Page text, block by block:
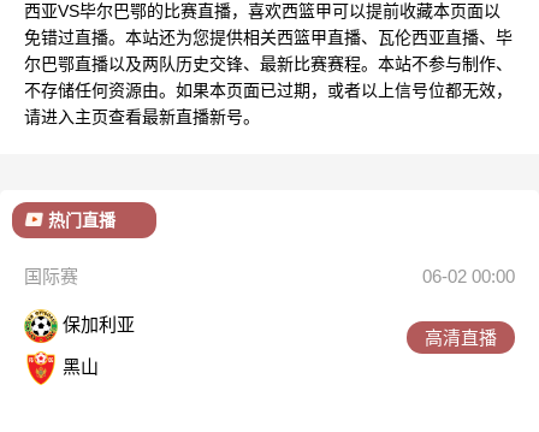
西亚VS毕尔巴鄂的比赛直播，喜欢西篮甲可以提前收藏本页面以
免错过直播。本站还为您提供相关西篮甲直播、瓦伦西亚直播、毕
尔巴鄂直播以及两队历史交锋、最新比赛赛程。本站不参与制作、
不存储任何资源由。如果本页面已过期，或者以上信号位都无效，
请进入主页查看最新直播新号。
热门直播
国际赛 06-02 00:00
保加利亚
黑山
高清直播